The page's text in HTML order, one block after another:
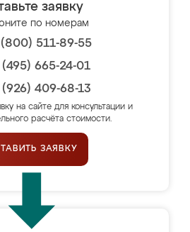
заявку
по номерам
511-89-55
665-24-01
409-68-13
на сайте для консультации и
расчёта стоимости.
ЗАЯВКУ